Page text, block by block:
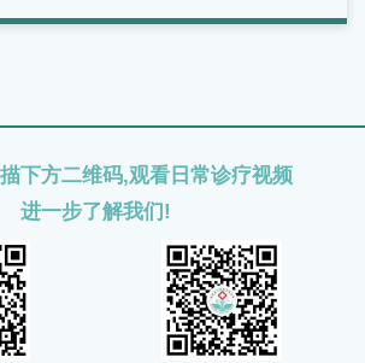
下方二维码,观看日常诊疗视频
进一步了解我们!